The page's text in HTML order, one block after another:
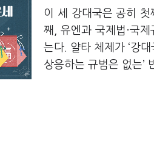
이 세 강대국은 공히 첫
째, 유엔과 국제법·국
는다. 얄타 체제가 ‘강
상응하는 규범은 없는’